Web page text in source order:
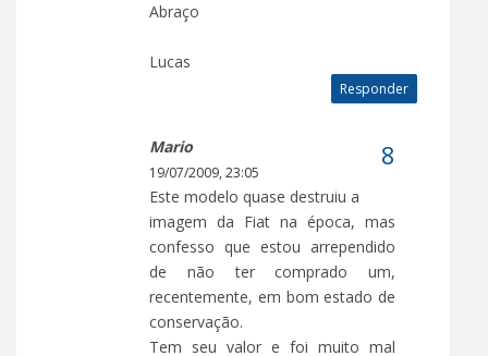
Abraço
Lucas
Responder
Mario
19/07/2009, 23:05
Este modelo quase destruiu a
imagem da Fiat na época, mas
confesso que estou arrependido
de não ter comprado um,
recentemente, em bom estado de
conservação.
Tem seu valor e foi muito mal